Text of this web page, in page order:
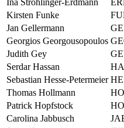
Kirsten Funke
Jan Gellermann
Georgios Georgousopoulos
Judith Gey
Serdar Hassan
Sebastian Hesse-Petermeier
Thomas Hollmann
Patrick Hopfstock
Carolina Jabbusch